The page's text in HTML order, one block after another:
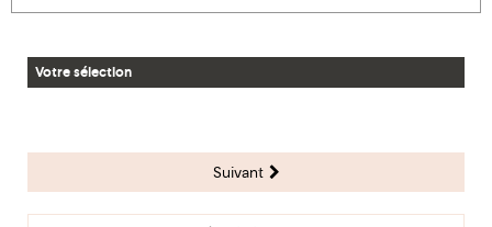
Votre sélection
Suivant